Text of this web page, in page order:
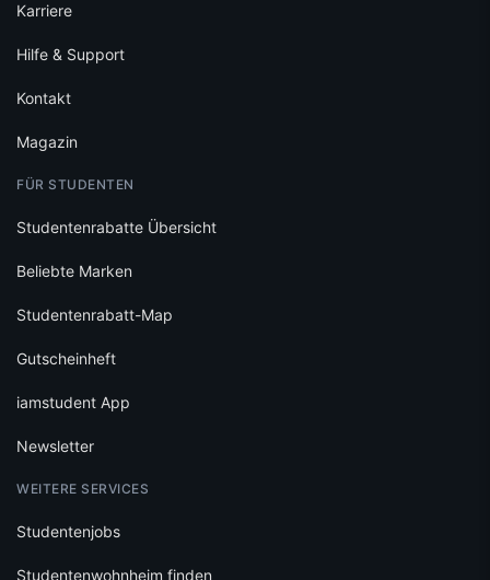
Karriere
Hilfe & Support
Kontakt
Magazin
FÜR STUDENTEN
Studentenrabatte Übersicht
Beliebte Marken
Studentenrabatt-Map
Gutscheinheft
iamstudent App
Newsletter
WEITERE SERVICES
Studentenjobs
Studentenwohnheim finden